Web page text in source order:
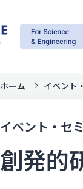
ホーム イベント
イベント・セ
創発的